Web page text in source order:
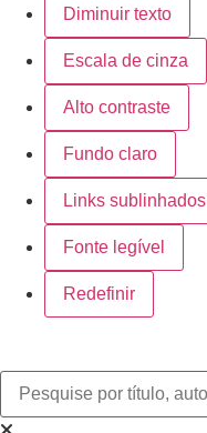
Diminuir texto
Escala de cinza
Alto contraste
Fundo claro
Links sublinhados
Fonte legível
Redefinir